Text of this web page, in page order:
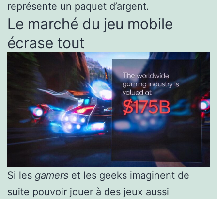
représente un paquet d’argent.
Le marché du jeu mobile
écrase tout
Si les gamers et les geeks imaginent de
suite pouvoir jouer à des jeux aussi